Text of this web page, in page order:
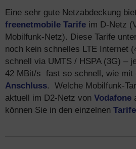
Eine sehr gute Netzabdeckung
freenetmobile Tarife im D-Netz
Mobilfunk-Netz). Diese Tarife
noch kein schnelles LTE Internet
schnell via UMTS / HSPA (3G) –
42 MBit/s fast so schnell, wie mit
Anschluss. Welche Mobilfunk-
aktuell im D2-Netz von Vodafone
können Sie in den einzelnen